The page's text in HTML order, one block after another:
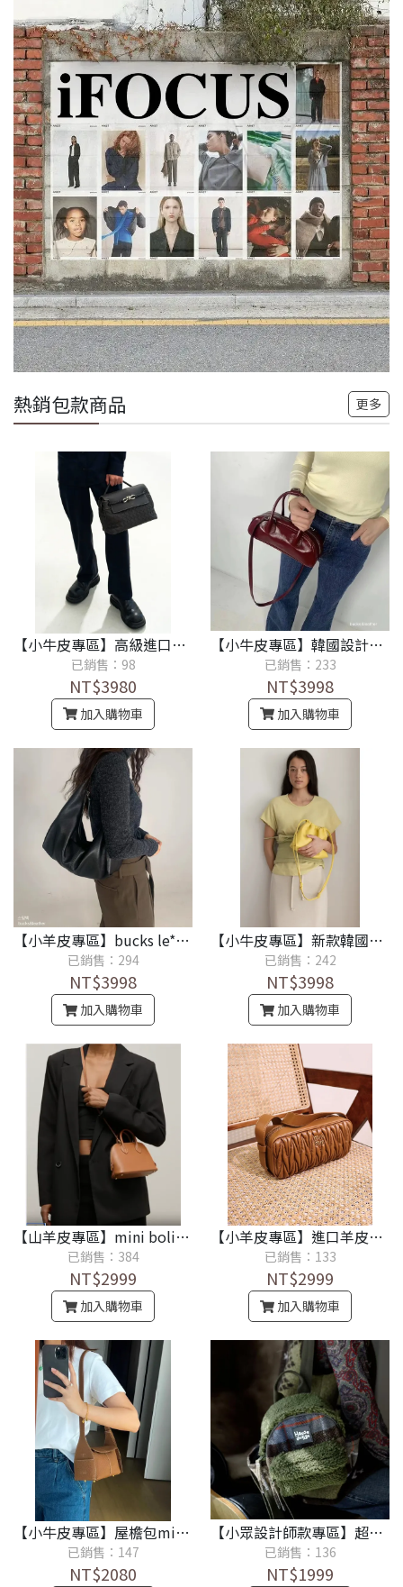
熱銷包款商品 更多
【小牛皮專區】高級進口牛皮真皮牛皮編織郵差包
已銷售：98
NT$3980
加入購物車
【小牛皮專區】韓國設計師亮面褶皺法棍手提單肩斜背包
已銷售：233
NT$3998
加入購物車
【小羊皮專區】bucks le*ther柔軟日常斜背腋下包
已銷售：294
NT$3998
加入購物車
【小牛皮專區】新款韓國設計師ar*e柔軟抽繩多風格單肩斜挎水桶包
已銷售：242
NT$3998
加入購物車
【山羊皮專區】mini bolide 質感低調保齡球（手提/肩揹/斜揹）
已銷售：384
NT$2999
加入購物車
【小羊皮專區】進口羊皮．新款褶皺相機包
已銷售：133
NT$2999
加入購物車
【小牛皮專區】屋檐包mini耳掛系列包款
已銷售：147
NT$2080
【小眾設計師款專區】超卡哇伊．秋冬復古毛絨迷你小背包輕便羊羔毛迷你雙肩包（綠）
已銷售：136
NT$1999